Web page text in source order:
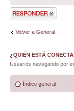
Publicar una
respuesta
Volver a General
¿QUIÉN ESTÁ
Usuarios navegando por
Índice general